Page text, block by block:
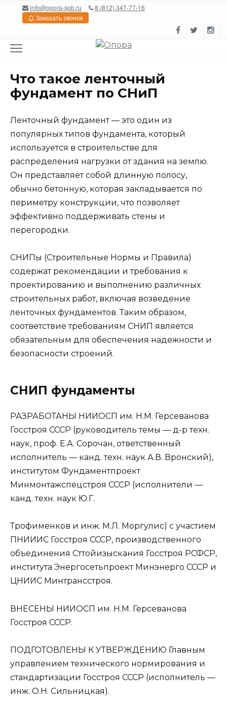
Перейтиinfo@opora-spb.ru
8 (812) 347-77-16
Заказать звонок
Что такое ленточный
фундамент по СНиП
Ленточный фундамент — это один из
популярных типов фундамента, который
используется в строительстве для
распределения нагрузки от здания на землю.
Он представляет собой длинную полосу,
обычно бетонную, которая закладывается по
периметру конструкции, что позволяет
эффективно поддерживать стены и
перегородки.
СНИПы (Строительные Нормы и Правила)
содержат рекомендации и требования к
проектированию и выполнению различных
строительных работ, включая возведение
ленточных фундаментов. Таким образом,
соответствие требованиям СНИП является
обязательным для обеспечения надежности и
безопасности строений.
СНИП фундаменты
РАЗРАБОТАНЫ НИИОСП им. Н.М. Герсеванова
Госстроя СССР (руководитель темы — д-р техн.
наук, проф. Е.А. Сорочан, ответственный
исполнитель — канд. техн. наук А.В. Вронский),
институтом Фундаментпроект
Минмонтажспецстроя СССР (исполнители —
канд. техн. наук Ю.Г.
Трофименков и инж. М.Л. Моргулис) с участием
ПНИИИС Госстроя СССР, производственного
объединения Сттойизыскания Госстроя РСФСР,
института Энергосетьпроект Минэнерго СССР и
ЦНИИС Минтрансстроя.
ВНЕСЕНЫ НИИОСП им. Н.М. Герсеванова
Госстроя СССР.
ПОДГОТОВЛЕНЫ К УТВЕРЖДЕНИЮ Главным
управлением технического нормирования и
стандартизации Госстроя СССР (исполнитель —
инж. О.Н. Сильницкая).